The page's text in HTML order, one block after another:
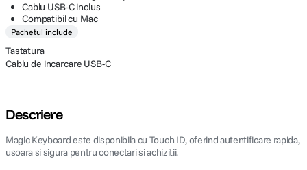
Cablu USB-C inclus
Compatibil cu Mac
Pachetul include
Tastatura
Cablu de incarcare USB-C
Descriere
Magic Keyboard este disponibila cu Touch ID, oferind autentificare rapida,
usoara si sigura pentru conectari si achizitii.